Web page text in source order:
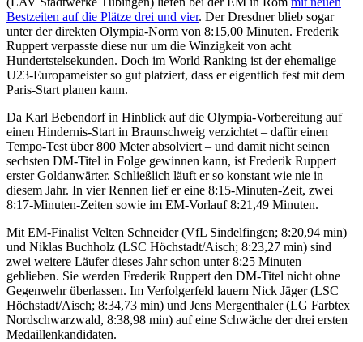
Bestzeiten auf die Plätze drei und vier. Der Dresdner blieb sogar
unter der direkten Olympia-Norm von 8:15,00 Minuten. Frederik
Ruppert verpasste diese nur um die Winzigkeit von acht
Hundertstelsekunden. Doch im World Ranking ist der ehemalige
U23-Europameister so gut platziert, dass er eigentlich fest mit dem
Paris-Start planen kann.
Da Karl Bebendorf in Hinblick auf die Olympia-Vorbereitung auf
einen Hindernis-Start in Braunschweig verzichtet – dafür einen
Tempo-Test über 800 Meter absolviert – und damit nicht seinen
sechsten DM-Titel in Folge gewinnen kann, ist Frederik Ruppert
erster Goldanwärter. Schließlich läuft er so konstant wie nie in
diesem Jahr. In vier Rennen lief er eine 8:15-Minuten-Zeit, zwei
8:17-Minuten-Zeiten sowie im EM-Vorlauf 8:21,49 Minuten.
Mit EM-Finalist Velten Schneider (VfL Sindelfingen; 8:20,94 min)
und Niklas Buchholz (LSC Höchstadt/Aisch; 8:23,27 min) sind
zwei weitere Läufer dieses Jahr schon unter 8:25 Minuten
geblieben. Sie werden Frederik Ruppert den DM-Titel nicht ohne
Gegenwehr überlassen. Im Verfolgerfeld lauern Nick Jäger (LSC
Höchstadt/Aisch; 8:34,73 min) und Jens Mergenthaler (LG Farbtex
Nordschwarzwald, 8:38,98 min) auf eine Schwäche der drei ersten
Medaillenkandidaten.